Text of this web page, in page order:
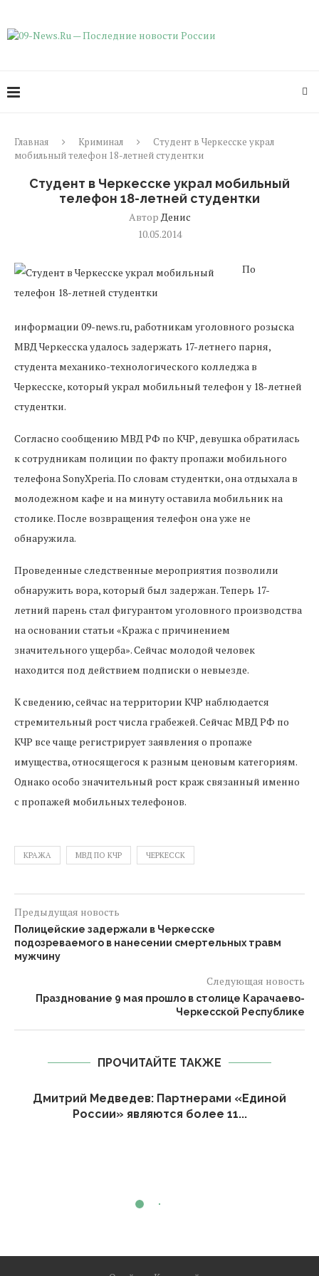
Главная Криминал
Студент в Черкесске украл
мобильный телефон 18-летней студентки
Студент в Черкесске украл мобильный
телефон 18-летней студентки
Автор Денис
10.05.2014
По
информации 09-news.ru, работникам уголовного розыска
МВД Черкесска удалось задержать 17-летнего парня,
студента механико-технологического колледжа в
Черкесске, который украл мобильный телефон у 18-летней
студентки.
Согласно сообщению МВД РФ по КЧР, девушка обратилась
к сотрудникам полиции по факту пропажи мобильного
телефона SonyXperia. По словам студентки, она отдыхала в
молодежном кафе и на минуту оставила мобильник на
столике. После возвращения телефон она уже не
обнаружила.
Проведенные следственные мероприятия позволили
обнаружить вора, который был задержан. Теперь 17-
летний парень стал фигурантом уголовного производства
на основании статьи «Кража с причинением
значительного ущерба». Сейчас молодой человек
находится под действием подписки о невыезде.
К сведению, сейчас на территории КЧР наблюдается
стремительный рост числа грабежей. Сейчас МВД РФ по
КЧР все чаще регистрирует заявления о пропаже
имущества, относящегося к разным ценовым категориям.
Однако особо значительный рост краж связанный именно
с пропажей мобильных телефонов.
КРАЖА МВД ПО КЧР ЧЕРКЕССК
Предыдущая новость
Полицейские задержали в Черкесске
подозреваемого в нанесении смертельных травм
мужчину
Следующая новость
Празднование 9 мая прошло в столице Карачаево-
Черкесской Республике
ПРОЧИТАЙТЕ ТАКЖЕ
Дмитрий Медведев: Партнерами «Единой
России» являются более 11...